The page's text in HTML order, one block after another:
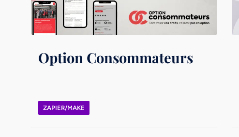
Option Consommateurs
ZAPIER/MAKE